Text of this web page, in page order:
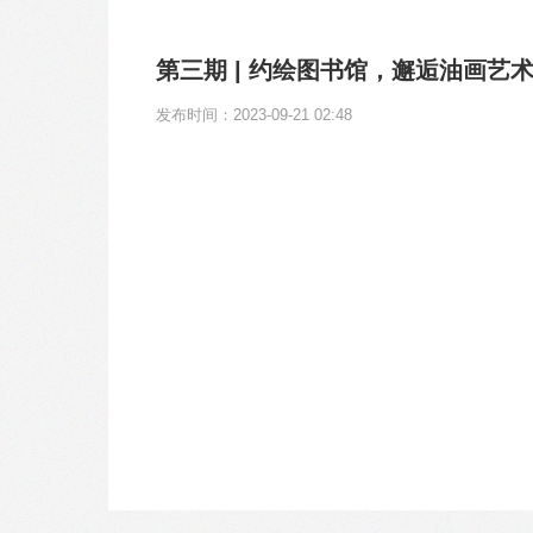
第三期 | 约绘图书馆，邂逅油画艺术
发布时间：2023-09-21 02:48